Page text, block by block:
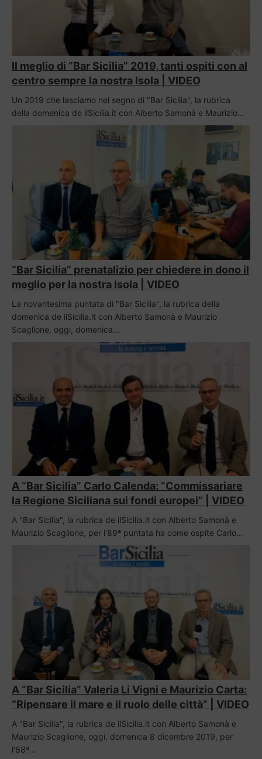
Il meglio di “Bar Sicilia” 2019, tanti ospiti con al
centro sempre la nostra Isola | VIDEO
Un 2019 che lasciamo nel segno di "Bar Sicilia", la rubrica
della domenica de ilSicilia.it con Alberto Samonà e Maurizio…
“Bar Sicilia” prenatalizio per chiedere in dono il
meglio per la nostra Isola | VIDEO
La novantesima puntata di "Bar Sicilia", la rubrica della
domenica de ilSicilia.it con Alberto Samonà e Maurizio
Scaglione, oggi, domenica…
A “Bar Sicilia” Carlo Calenda: “Commissariare
la Regione Siciliana sui fondi europei” | VIDEO
A "Bar Sicilia", la rubrica de ilSicilia.it con Alberto Samonà e
Maurizio Scaglione, per l'89ª puntata ha come ospite Carlo…
A “Bar Sicilia” Valeria Li Vigni e Maurizio Carta:
“Ripensare il mare e il ruolo delle città” | VIDEO
A "Bar Sicilia", la rubrica de ilSicilia.it con Alberto Samonà e
Maurizio Scaglione, oggi, domenica 8 dicembre 2019, per
l'88ª…